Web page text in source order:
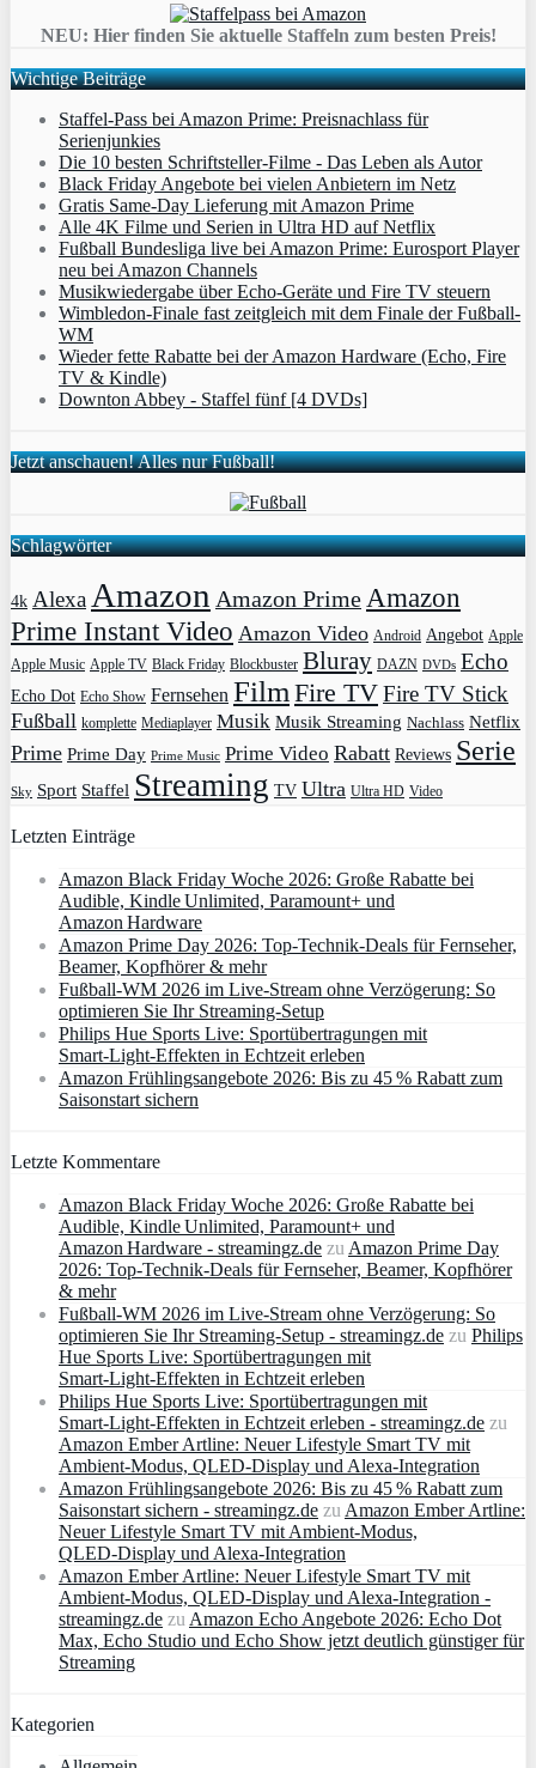
NEU: Hier finden Sie aktuelle Staffeln zum besten Preis!
Wichtige Beiträge
Staffel-Pass bei Amazon Prime: Preisnachlass für
Serienjunkies
Die 10 besten Schriftsteller-Filme - Das Leben als Autor
Black Friday Angebote bei vielen Anbietern im Netz
Gratis Same-Day Lieferung mit Amazon Prime
Alle 4K Filme und Serien in Ultra HD auf Netflix
Fußball Bundesliga live bei Amazon Prime: Eurosport Player
neu bei Amazon Channels
Musikwiedergabe über Echo-Geräte und Fire TV steuern
Wimbledon-Finale fast zeitgleich mit dem Finale der Fußball-
WM
Wieder fette Rabatte bei der Amazon Hardware (Echo, Fire
TV & Kindle)
Downton Abbey - Staffel fünf [4 DVDs]
Jetzt anschauen! Alles nur Fußball!
Schlagwörter
4k AlexaAmazon Amazon PrimeAmazon
Prime Instant Video Amazon Video Android Angebot Apple
Apple Music Apple TV Black Friday Blockbuster Bluray DAZN DVDs Echo
Echo Dot Echo Show Fernsehen FilmFire TVFire TV Stick
Fußball komplette Mediaplayer Musik Musik Streaming Nachlass Netflix
Prime Prime Day Prime Music Prime Video Rabatt Reviews Serie
Sky Sport Staffel Streaming TV Ultra Ultra HD Video
Letzten Einträge
Amazon Black Friday Woche 2026: Große Rabatte bei
Audible, Kindle Unlimited, Paramount+ und
Amazon Hardware
Amazon Prime Day 2026: Top-Technik-Deals für Fernseher,
Beamer, Kopfhörer & mehr
Fußball-WM 2026 im Live-Stream ohne Verzögerung: So
optimieren Sie Ihr Streaming-Setup
Philips Hue Sports Live: Sportübertragungen mit
Smart‑Light‑Effekten in Echtzeit erleben
Amazon Frühlingsangebote 2026: Bis zu 45 % Rabatt zum
Saisonstart sichern
Letzte Kommentare
Amazon Black Friday Woche 2026: Große Rabatte bei
Audible, Kindle Unlimited, Paramount+ und
Amazon Hardware - streamingz.de zuAmazon Prime Day
2026: Top-Technik-Deals für Fernseher, Beamer, Kopfhörer
& mehr
Fußball-WM 2026 im Live-Stream ohne Verzögerung: So
optimieren Sie Ihr Streaming-Setup - streamingz.de zu Philips
Hue Sports Live: Sportübertragungen mit
Smart‑Light‑Effekten in Echtzeit erleben
Philips Hue Sports Live: Sportübertragungen mit
Smart‑Light‑Effekten in Echtzeit erleben - streamingz.de zu
Amazon Ember Artline: Neuer Lifestyle Smart TV mit
Ambient‑Modus, QLED‑Display und Alexa‑Integration
Amazon Frühlingsangebote 2026: Bis zu 45 % Rabatt zum
Saisonstart sichern - streamingz.de zuAmazon Ember Artline:
Neuer Lifestyle Smart TV mit Ambient‑Modus,
QLED‑Display und Alexa‑Integration
Amazon Ember Artline: Neuer Lifestyle Smart TV mit
Ambient‑Modus, QLED‑Display und Alexa‑Integration -
streamingz.de zuAmazon Echo Angebote 2026: Echo Dot
Max, Echo Studio und Echo Show jetzt deutlich günstiger für
Streaming
Kategorien